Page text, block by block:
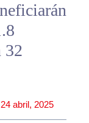
32
24 abril, 2025